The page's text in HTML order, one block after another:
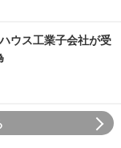
ウス工業子会社が受